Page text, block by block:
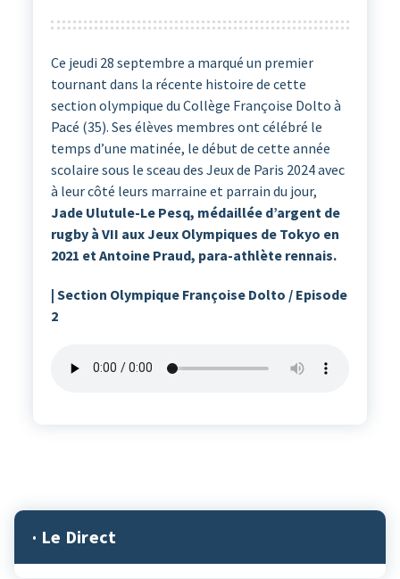
Ce jeudi 28 septembre a marqué un premier
tournant dans la récente histoire de cette
section olympique du Collège Françoise Dolto à
Pacé (35). Ses élèves membres ont célébré le
temps d’une matinée, le début de cette année
scolaire sous le sceau des Jeux de Paris 2024 avec
à leur côté leurs marraine et parrain du jour,
Jade Ulutule-Le Pesq, médaillée d’argent de
rugby à VII aux Jeux Olympiques de Tokyo en
2021 et Antoine Praud, para-athlète rennais.
| Section Olympique Françoise Dolto / Episode
2
· Le Direct